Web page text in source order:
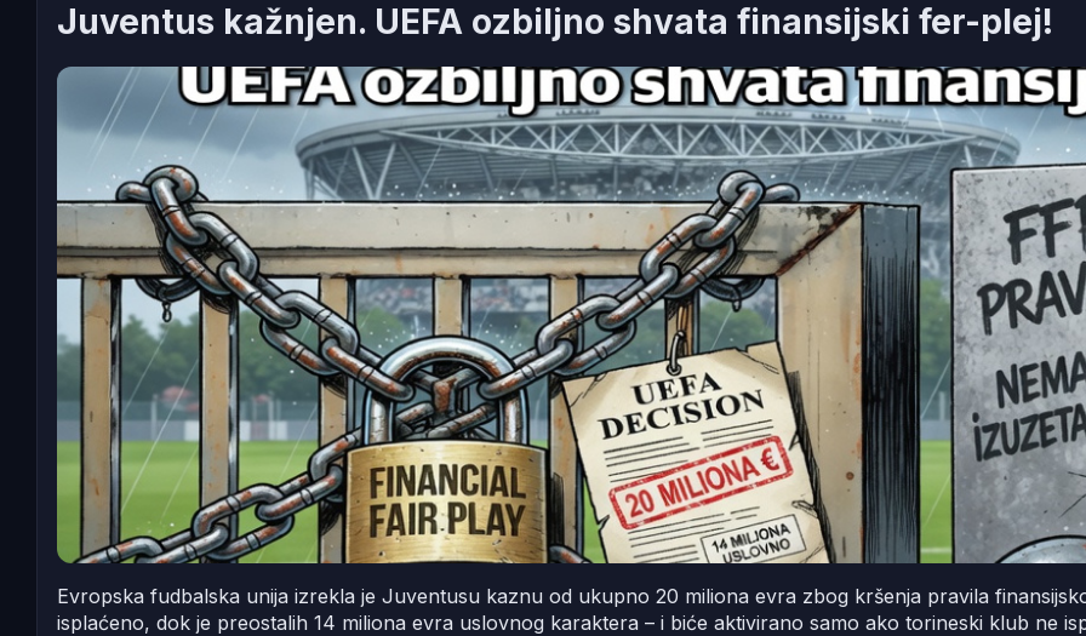
Juventus kažnjen. UEFA ozbiljno shvata finansijski fer-plej!
Evropska fudbalska unija izrekla je Juventusu kaznu od ukupno 20 miliona evra zbog kršenja pravila
isplaćeno, dok je preostalih 14 miliona evra uslovnog karaktera – i biće aktivirano samo ako torineski klub ne